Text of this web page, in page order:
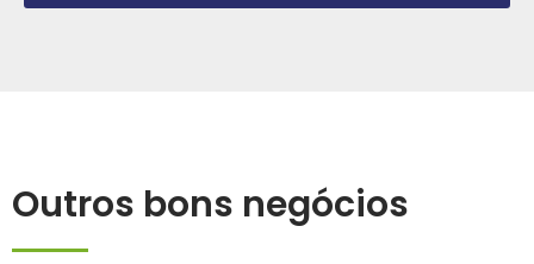
Outros bons negócios